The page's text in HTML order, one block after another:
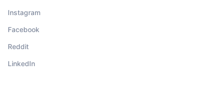
Instagram
Facebook
Reddit
LinkedIn